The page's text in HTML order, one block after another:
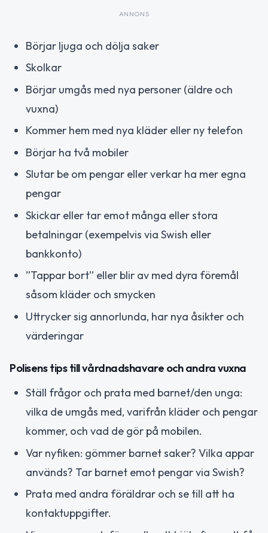
ANNONS
Börjar ljuga och dölja saker
Skolkar
Börjar umgås med nya personer (äldre och
vuxna)
Kommer hem med nya kläder eller ny telefon
Börjar ha två mobiler
Slutar be om pengar eller verkar ha mer egna
pengar
Skickar eller tar emot många eller stora
betalningar (exempelvis via Swish eller
bankkonto)
”Tappar bort” eller blir av med dyra föremål
såsom kläder och smycken
Uttrycker sig annorlunda, har nya åsikter och
värderingar
Polisens tips till vårdnadshavare och andra vuxna
Ställ frågor och prata med barnet/den unga:
vilka de umgås med, varifrån kläder och pengar
kommer, och vad de gör på mobilen.
Var nyfiken: gömmer barnet saker? Vilka appar
används? Tar barnet emot pengar via Swish?
Prata med andra föräldrar och se till att ha
kontaktuppgifter.